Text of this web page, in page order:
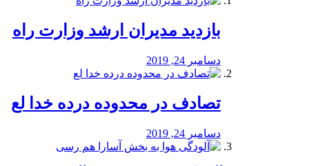
بازدید مدیران ارشد وزارت راه
دسامبر 24, 2019
تصادف در محدوده درده خدا لع
دسامبر 24, 2019